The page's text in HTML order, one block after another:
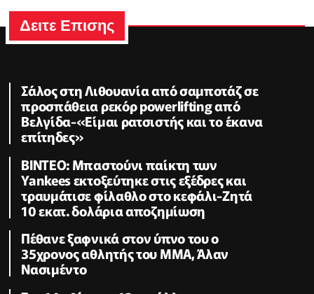
Δειτε Επισης
Σάλος στη Λιθουανία από σαμποτάζ σε
προσπάθεια ρεκόρ powerlifting από
Βελγίδα-«Είμαι ρατσιστής και το έκανα
επίτηδες»
ΒΙΝΤΕΟ: Μπαστούνι παίκτη των
Yankees εκτοξεύτηκε στις εξέδρες και
τραυμάτισε φίλαθλο στο κεφάλι-Ζητά
10 εκατ. δολάρια αποζημίωση
Πέθανε ξαφνικά στον ύπνο του ο
35χρονος αθλητής του ΜΜΑ, Άλαν
Νασιμέντο